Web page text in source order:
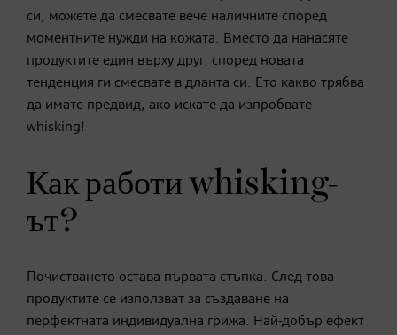
си, можете да смесвате вече наличните според
моментните нужди на кожата. Вместо да нанасяте
продуктите един върху друг, според новата
тенденция ги смесвате в дланта си. Ето какво трябва
да имате предвид, ако искате да изпробвате
whisking!
Как работи whisking-
ът?
Почистването остава първата стъпка. След това
продуктите се използват за създаване на
перфектната индивидуална грижа. Най-добър ефект